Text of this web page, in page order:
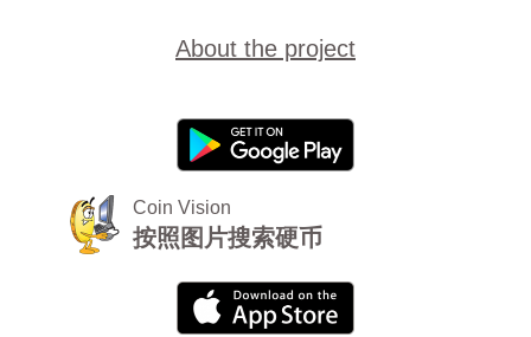
About the project
Coin Vision
按照图片搜索硬币